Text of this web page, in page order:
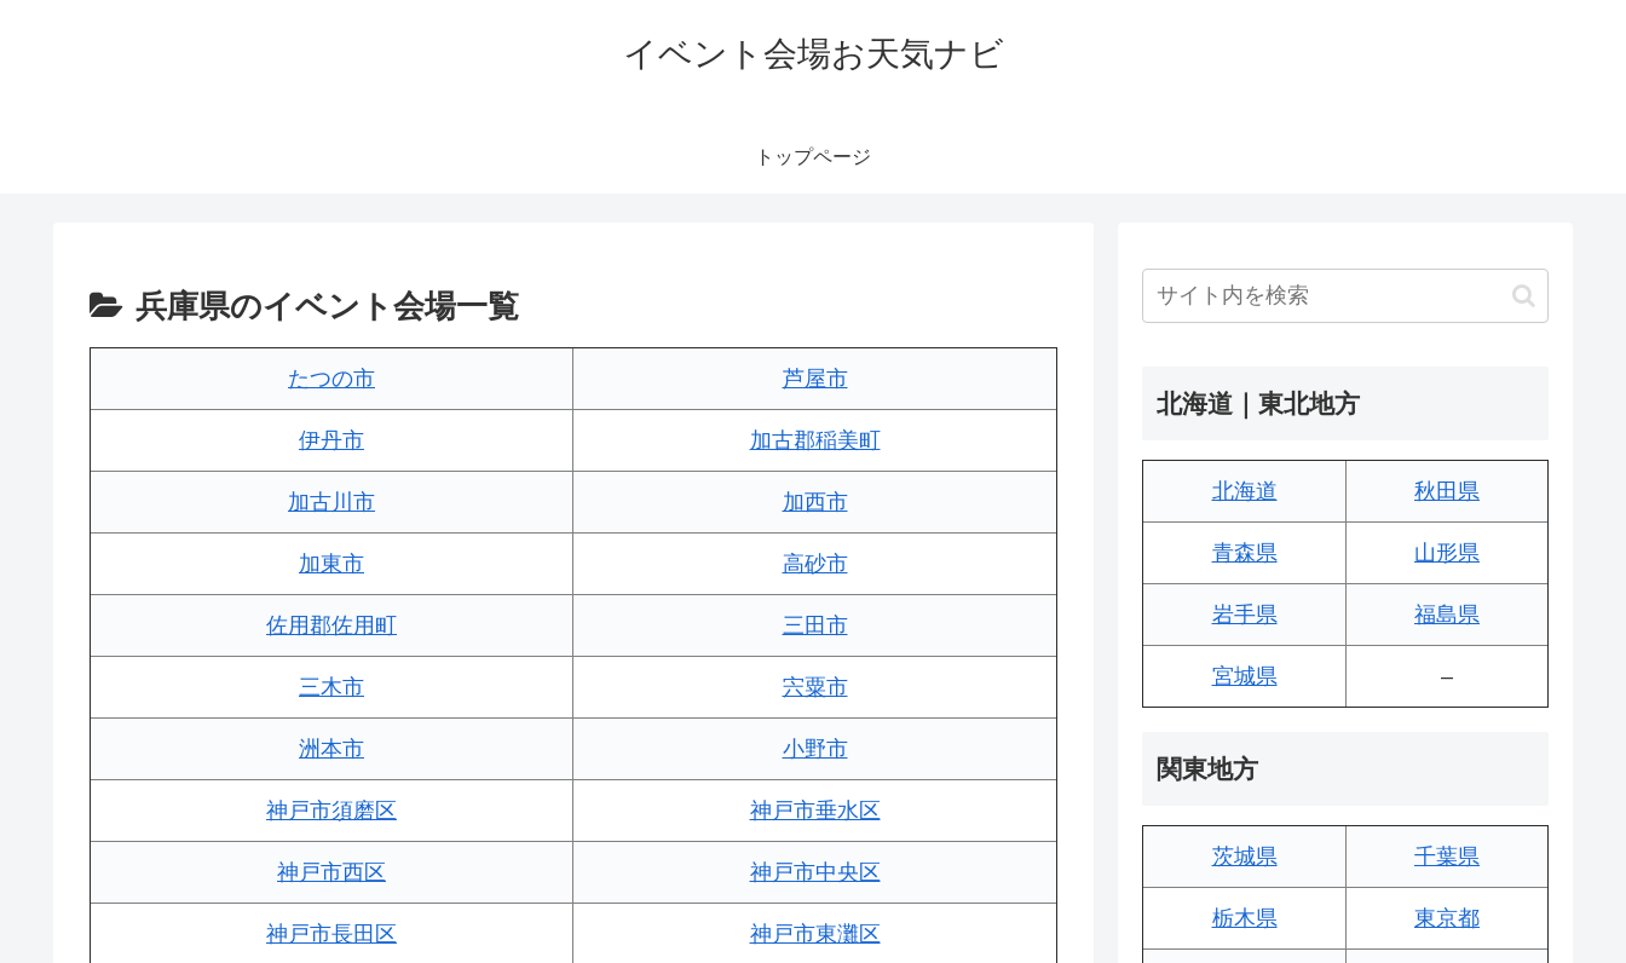
イベント会場お天気ナビ
トップページ
兵庫県のイベント会場一覧
たつの市 芦屋市
伊丹市 加古郡稲美町
加古川市 加西市
加東市 高砂市
佐用郡佐用町 三田市
三木市 宍粟市
洲本市 小野市
神戸市須磨区 神戸市垂水区
神戸市西区 神戸市中央区
神戸市長田区 神戸市東灘区
北海道｜東北地方
北海道 秋田県
青森県 山形県
岩手県 福島県
宮城県 –
関東地方
茨城県 千葉県
栃木県 東京都